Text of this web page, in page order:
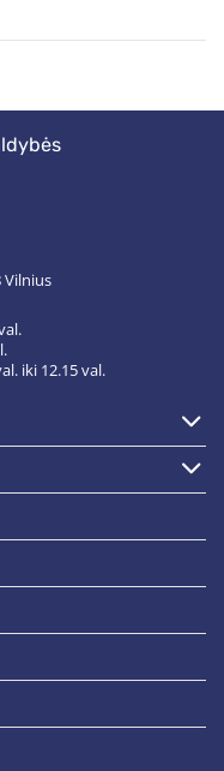
Vilnius
iki 12.15 val.